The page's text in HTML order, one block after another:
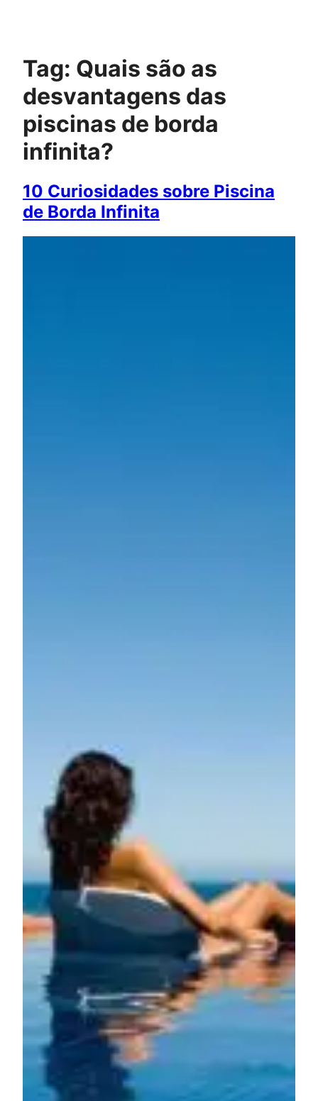
Tag: Quais são as
desvantagens das
piscinas de borda
infinita?
10 Curiosidades sobre Piscina
de Borda Infinita